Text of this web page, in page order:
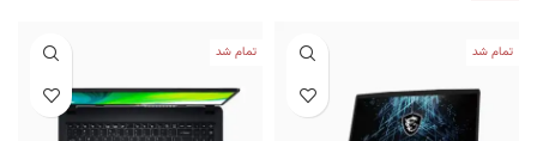
تمام شد تمام شد